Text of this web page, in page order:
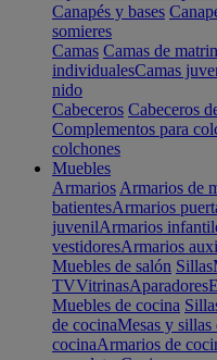
Canapés y bases
somieres
Camas Camas de
individualesCamas
nido
Cabeceros Cabeceros
Complementos para
colchones
Muebles
Armarios Armarios de
batientesArmarios
juvenilArmarios
vestidoresArmarios
Muebles de salón Sillas
TVVitrinasAparadores
Muebles de cocina
de cocinaMesas y sillas
cocinaArmarios de